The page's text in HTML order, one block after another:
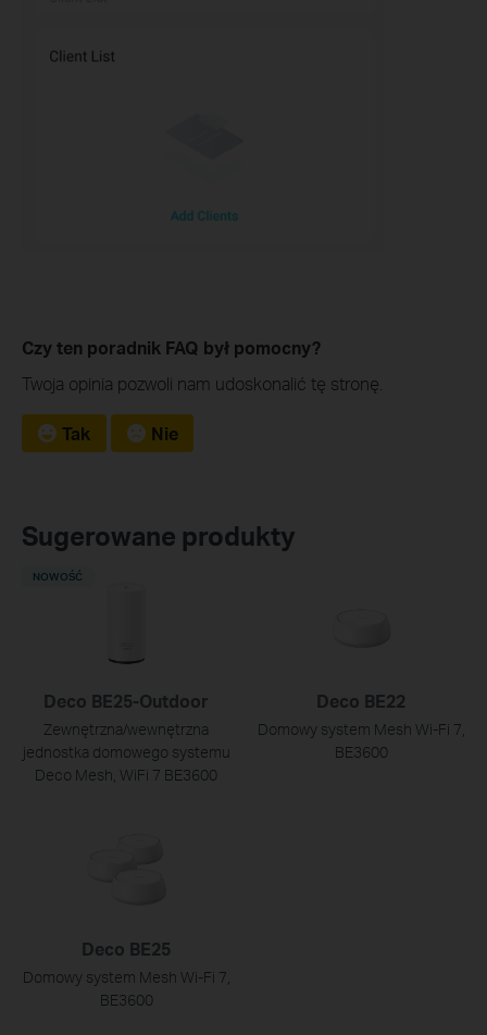
Czy ten poradnik FAQ był pomocny?
Twoja opinia pozwoli nam udoskonalić tę stronę.
Tak Nie
Sugerowane produkty
Deco BE25-Outdoor
Zewnętrzna/wewnętrzna
jednostka domowego systemu
Deco Mesh, WiFi 7 BE3600
NOWOŚĆ
Deco BE22
Domowy system Mesh Wi‑Fi 7,
BE3600
Deco BE25
Domowy system Mesh Wi‑Fi 7,
BE3600